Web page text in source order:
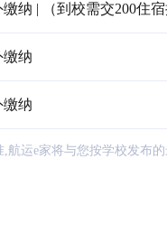
纳 | （到校需交200住宿
缴纳
缴纳
运e家将与您按学校发布的